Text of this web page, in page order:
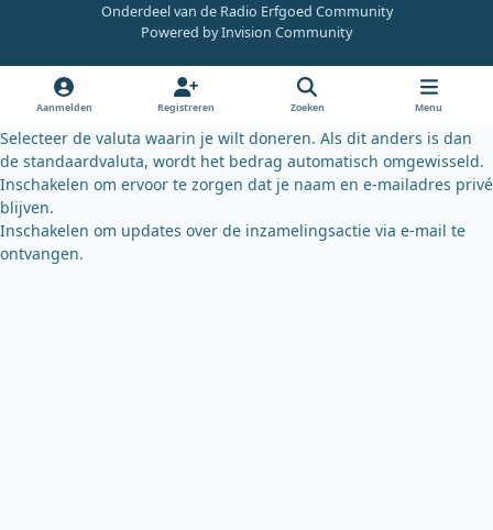
e
o
k
b
k
y
Onderdeel van de Radio Erfgoed Community
Powered byInvision Community
Aanmelden Registreren Zoeken Menu
Selecteer de valuta waarin je wilt doneren. Als dit anders is dan
de standaardvaluta, wordt het bedrag automatisch omgewisseld.
Inschakelen om ervoor te zorgen dat je naam en e-mailadres privé
blijven.
Inschakelen om updates over de inzamelingsactie via e-mail te
ontvangen.